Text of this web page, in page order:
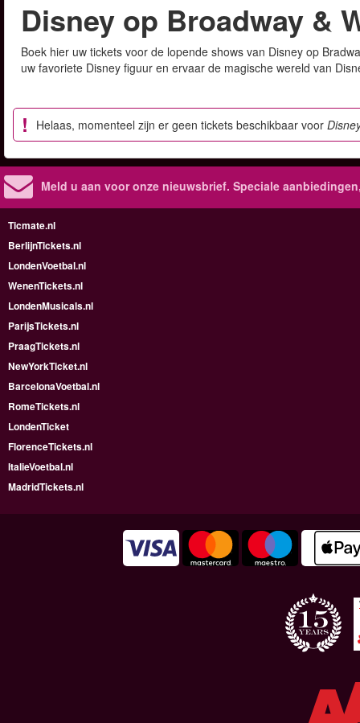
Disney op Broadway &
Boek hier uw tickets voor de lopende shows van Disney op
uw favoriete Disney figuur en ervaar de magische wereld van
Helaas, momenteel zijn er geen tickets beschikbaar voor
Meld u aan voor onze nieuwsbrief. Speciale
Ticmate.nl
BerlijnTickets.nl
LondenVoetbal.nl
WenenTickets.nl
LondenMusicals.nl
ParijsTickets.nl
PraagTickets.nl
NewYorkTicket.nl
BarcelonaVoetbal.nl
RomeTickets.nl
LondenTicket
FlorenceTickets.nl
ItalieVoetbal.nl
MadridTickets.nl